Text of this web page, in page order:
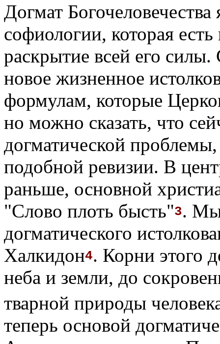
Догмат
софиологии, которая
раскрытие всей его
новое жизненное
формулам, которые
но можно сказать, что
догматической
подобной ревизии. В
раньше, основной
"Слово плоть бысть"3. Мы
догматического
Халкидон4. Корни этого
неба и земли, до
тварной природы
теперь основой